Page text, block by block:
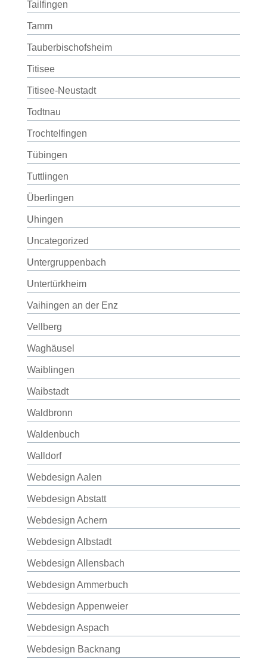
Tailfingen
Tamm
Tauberbischofsheim
Titisee
Titisee-Neustadt
Todtnau
Trochtelfingen
Tübingen
Tuttlingen
Überlingen
Uhingen
Uncategorized
Untergruppenbach
Untertürkheim
Vaihingen an der Enz
Vellberg
Waghäusel
Waiblingen
Waibstadt
Waldbronn
Waldenbuch
Walldorf
Webdesign Aalen
Webdesign Abstatt
Webdesign Achern
Webdesign Albstadt
Webdesign Allensbach
Webdesign Ammerbuch
Webdesign Appenweier
Webdesign Aspach
Webdesign Backnang